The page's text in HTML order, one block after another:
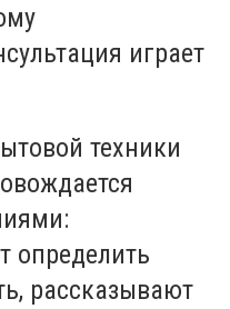
играет
техники
определить
рассказывают